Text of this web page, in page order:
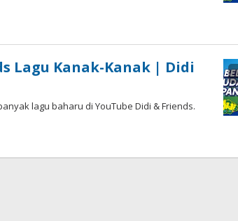
Lagu Kanak-Kanak | Didi
lagu baharu di YouTube Didi & Friends.